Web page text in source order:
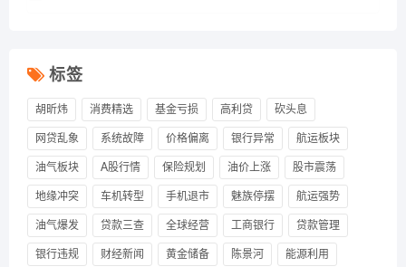
标签
胡昕炜 消费精选 基金亏损 高利贷 砍头息
网贷乱象 系统故障 价格偏离 银行异常 航运板块
油气板块 A股行情 保险规划 油价上涨 股市震荡
地缘冲突 车机转型 手机退市 魅族停摆 航运强势
油气爆发 贷款三查 全球经营 工商银行 贷款管理
银行违规 财经新闻 黄金储备 陈景河 能源利用